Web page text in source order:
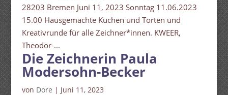
28203 Bremen Juni 11, 2023 Sonntag 11.06.2023
15.00 Hausgemachte Kuchen und Torten und
Kreativrunde für alle Zeichner*innen. KWEER,
Theodor-...
Die Zeichnerin Paula
Modersohn-Becker
von Dore | Juni 11, 2023